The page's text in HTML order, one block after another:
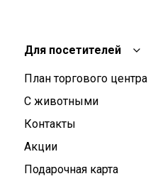
Для посетителей
План торгового центра
С животными
Контакты
Aкции
Подарочная карта